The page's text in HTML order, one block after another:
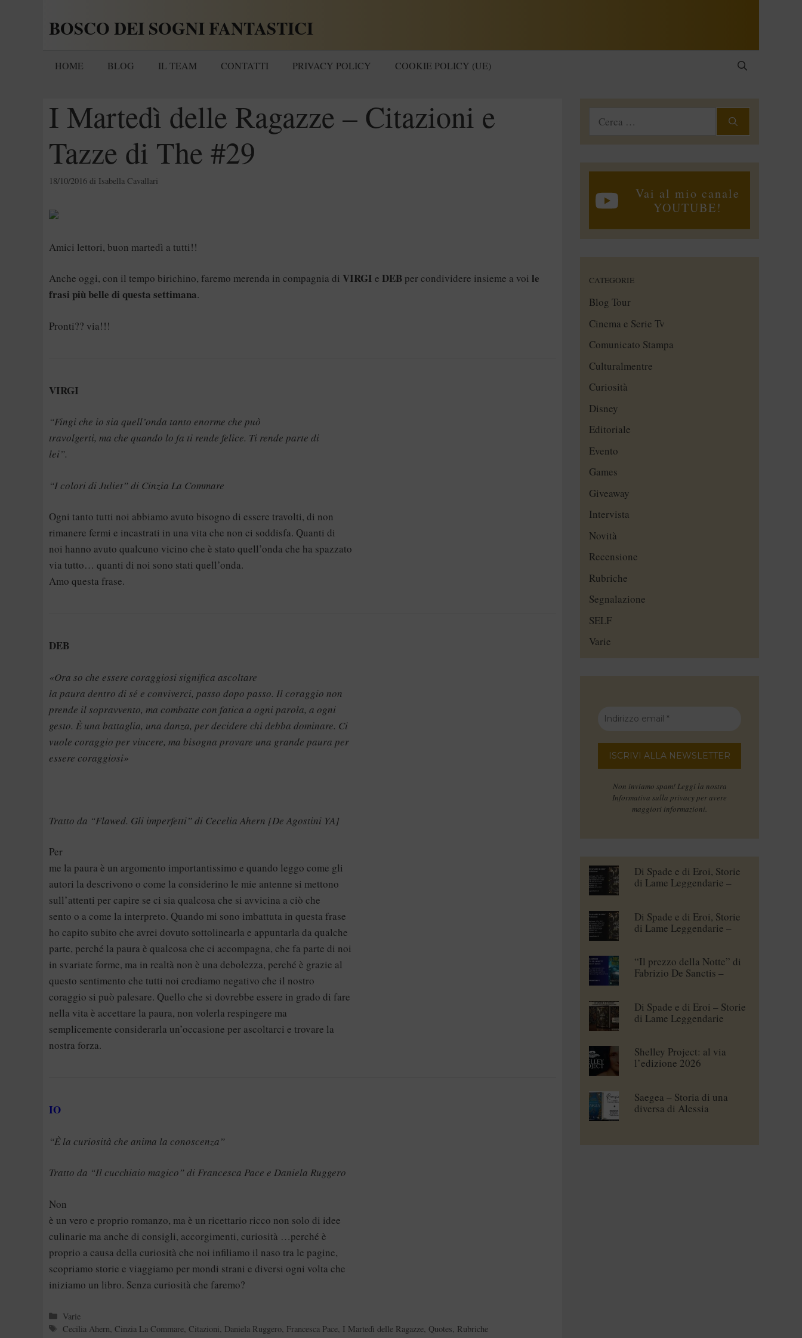
BOSCO DEI SOGNI FANTASTICI
HOME BLOG IL TEAM CONTATTI PRIVACY POLICY COOKIE POLICY (UE)
I Martedì delle Ragazze – Citazioni e
Tazze di The #29
18/10/2016 di Isabella Cavallari
Amici lettori, buon martedì a tutti!!
Anche oggi, con il tempo birichino, faremo merenda in compagnia di VIRGI e DEB per condividere insieme a voi le
frasi più belle di questa settimana.
Pronti?? via!!!
VIRGI
“Fingi che io sia quell’onda tanto enorme che può
travolgerti, ma che quando lo fa ti rende felice. Ti rende parte di
lei”.
“I colori di Juliet” di Cinzia La Commare
Ogni tanto tutti noi abbiamo avuto bisogno di essere travolti, di non
rimanere fermi e incastrati in una vita che non ci soddisfa. Quanti di
noi hanno avuto qualcuno vicino che è stato quell’onda che ha spazzato
via tutto… quanti di noi sono stati quell’onda.
Amo questa frase.
DEB
«Ora so che essere coraggiosi significa ascoltare
la paura dentro di sé e conviverci, passo dopo passo. Il coraggio non
prende il sopravvento, ma combatte con fatica a ogni parola, a ogni
gesto. È una battaglia, una danza, per decidere chi debba dominare. Ci
vuole coraggio per vincere, ma bisogna provare una grande paura per
essere coraggiosi»
Tratto da “Flawed. Gli imperfetti” di Cecelia Ahern [De Agostini YA]
Per
me la paura è un argomento importantissimo e quando leggo come gli
autori la descrivono o come la considerino le mie antenne si mettono
sull’attenti per capire se ci sia qualcosa che si avvicina a ciò che
sento o a come la interpreto. Quando mi sono imbattuta in questa frase
ho capito subito che avrei dovuto sottolinearla e appuntarla da qualche
parte, perché la paura è qualcosa che ci accompagna, che fa parte di noi
in svariate forme, ma in realtà non è una debolezza, perché è grazie al
questo sentimento che tutti noi crediamo negativo che il nostro
coraggio si può palesare. Quello che si dovrebbe essere in grado di fare
nella vita è accettare la paura, non volerla respingere ma
semplicemente considerarla un’occasione per ascoltarci e trovare la
nostra forza.
IO
“È la curiosità che anima la conoscenza”
Tratto da “Il cucchiaio magico” di Francesca Pace e Daniela Ruggero
Non
è un vero e proprio romanzo, ma è un ricettario ricco non solo di idee
culinarie ma anche di consigli, accorgimenti, curiosità …perché è
proprio a causa della curiosità che noi infiliamo il naso tra le pagine,
scopriamo storie e viaggiamo per mondi strani e diversi ogni volta che
iniziamo un libro. Senza curiosità che faremo?
Categorie
Varie
Tag
Cecilia Ahern ,Cinzia La Commare ,Citazioni Daniela Ruggero Francesca Pace I Martedì delle Ragazze Quotes Rubriche
Ricerca
Vai al mio canale
YOUTUBE!
CATEGORIE
Blog Tour
Cinema e Serie Tv
Comunicato Stampa
Culturalmentre
Curiosità
Disney
Editoriale
Evento
Games
Giveaway
Intervista
Novità
Recensione
Rubriche
Segnalazione
SELF
Varie
Non inviamo spam! Leggi la nostra
Informativa sulla privacy per avere
maggiori informazioni.
Di Spade e di Eroi, Storie
di Lame Leggendarie –
Di Spade e di Eroi, Storie
di Lame Leggendarie –
“Il prezzo della Notte” di
Fabrizio De Sanctis –
Di Spade e di Eroi – Storie
di Lame Leggendarie
Shelley Project: al via
l’edizione 2026
Saegea – Storia di una
diversa di Alessia